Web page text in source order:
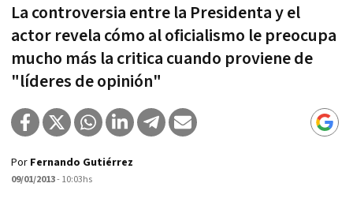
La controversia entre la Presidenta y el
actor revela cómo al oficialismo le preocupa
mucho más la critica cuando proviene de
"líderes de opinión"
Por Fernando Gutiérrez
09/01/2013- 10:03hs